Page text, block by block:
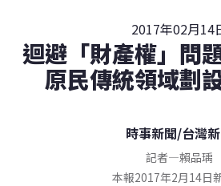
2017年02月14
迴避「財產權」問
原民傳統領域劃
時事新聞/台灣
記者—賴品瑀
本報2017年2月14日